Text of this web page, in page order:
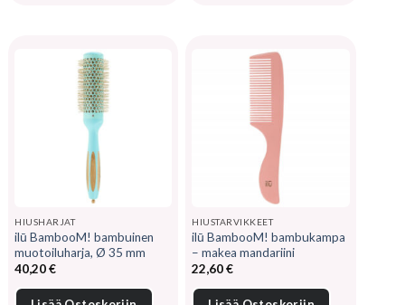
HIUSHARJAT
ilū BambooM! bambuinen
muotoiluharja, Ø 35 mm
40,20€
HIUSTARVIKKEET
ilū BambooM! bambukampa
– makea mandariini
22,60€